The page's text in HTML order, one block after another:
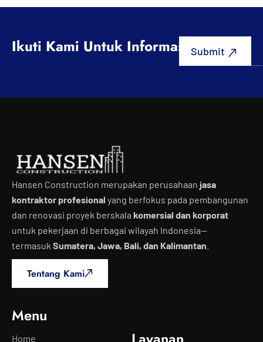
Ikuti Kami Untuk Informasi Terbaru
Hansen Construction merupakan perusahaan jasa
kontraktor profesional yang berfokus pada pembangunan
dan renovasi proyek berskala komersial dan korporat
untuk pekerjaan di berbagai wilayah Indonesia—
termasuk Sumatera, Jawa, Bali, dan Kalimantan
Tentang Kami
Menu
Home